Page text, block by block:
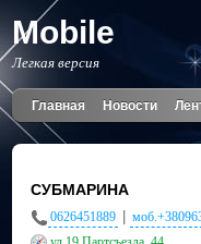
Mobile
Легкая версия
Главная Новости
СУБМАРИНА
0626451889